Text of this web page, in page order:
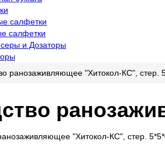
салфетки
салфетки
и Дозаторы
ранозаживляющее "Хитокол-КС", стер.